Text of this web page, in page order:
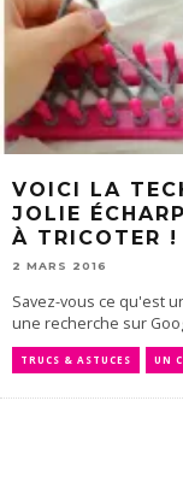
VOICI LA
JOLIE
À TRICOTER !
2 MARS 2016
Savez-vous ce qu'est
une recherche sur
TRUCS & ASTUCES UN